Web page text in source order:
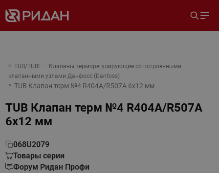
TUB/TUBE — Клапаны терморегулирующие со встроенными
клапанными узлами Данфосс (Danfoss)
TUB Клапан терм №4 R404A/R507A 6x12 мм
TUB Клапан терм №4 R404A/R507A
6x12 мм
068U2079
Товары серии
Форум Ридан Профи